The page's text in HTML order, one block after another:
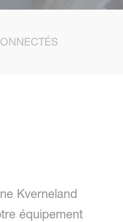
Kverneland
équipement